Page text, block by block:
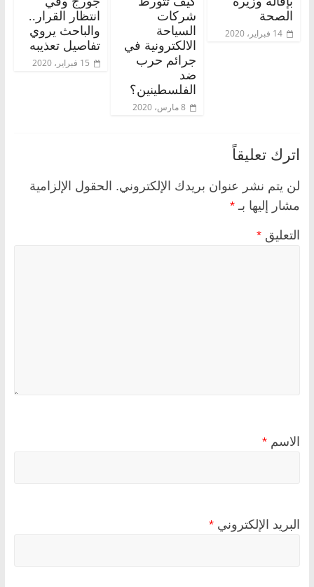
الصحة
14 فبراير، 2020
شركات
السياحة
الالكترونية في
جرائم حرب
ضد
الفلسطينين؟
8 مارس، 2020
انتظار القرار..
والباحث يروي
تفاصيل تعذيبه
15 فبراير، 2020
اترك تعليقاً
لن يتم نشر عنوان بريدك الإلكتروني. الحقول الإلزامية
مشار إليها بـ *
التعليق *
الاسم *
البريد الإلكتروني *